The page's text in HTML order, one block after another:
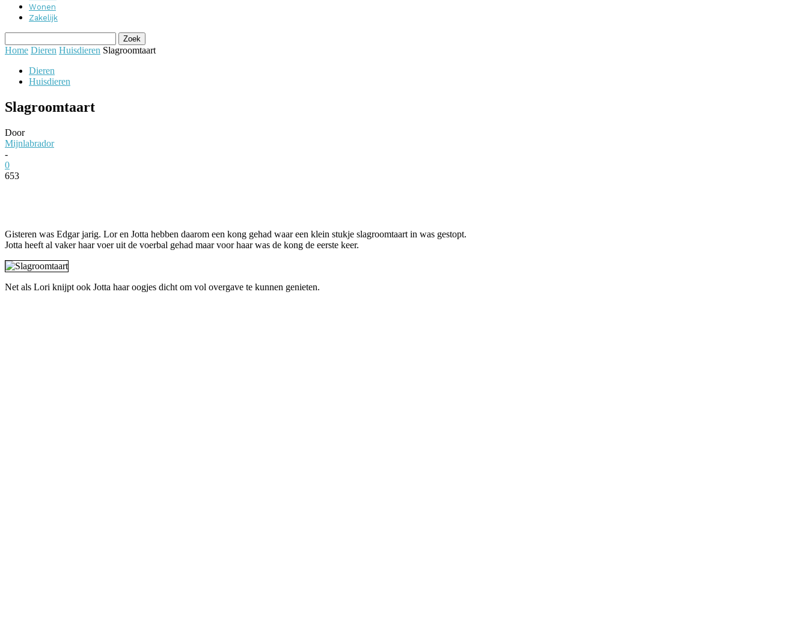
Wonen
Zakelijk
Home Dieren Huisdieren Slagroomtaart
Dieren
Huisdieren
Slagroomtaart
Door
Mijnlabrador
-
0
653
Gisteren was Edgar jarig. Lor en Jotta hebben daarom een kong gehad waar een klein stukje slagroomtaart in was gestopt.
Jotta heeft al vaker haar voer uit de voerbal gehad maar voor haar was de kong de eerste keer.
Net als Lori knijpt ook Jotta haar oogjes dicht om vol overgave te kunnen genieten.